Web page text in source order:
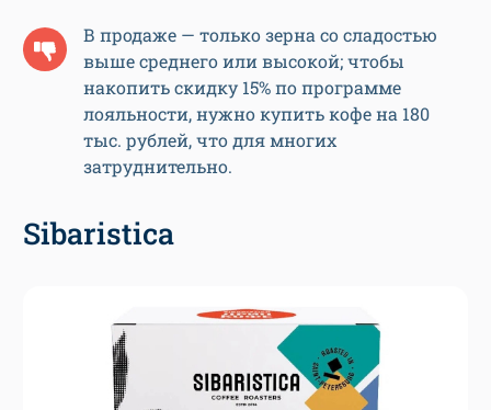
В продаже — только зерна со сладостью
выше среднего или высокой; чтобы
накопить скидку 15% по программе
лояльности, нужно купить кофе на 180
тыс. рублей, что для многих
затруднительно.
Sibaristica